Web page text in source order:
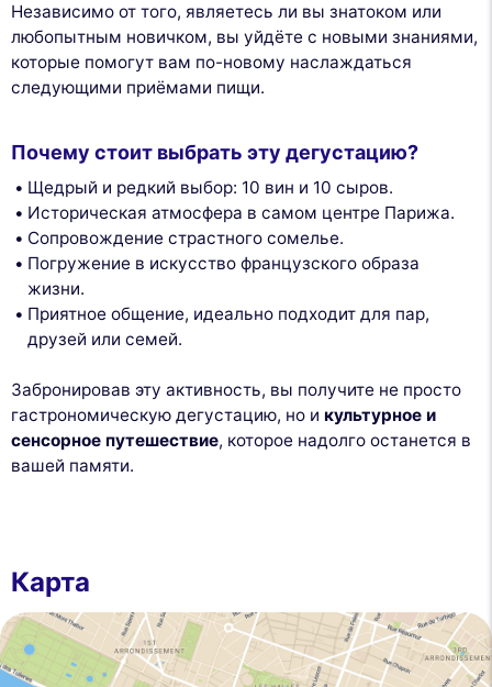
Независимо от того, являетесь ли вы знатоком или
любопытным новичком, вы уйдёте с новыми знаниями,
которые помогут вам по-новому наслаждаться
следующими приёмами пищи.
Почему стоит выбрать эту дегустацию?
Щедрый и редкий выбор: 10 вин и 10 сыров.
Историческая атмосфера в самом центре Парижа.
Сопровождение страстного сомелье.
Погружение в искусство французского образа
жизни.
Приятное общение, идеально подходит для пар,
друзей или семей.
Забронировав эту активность, вы получите не просто
гастрономическую дегустацию, но и культурное и
сенсорное путешествие, которое надолго останется в
вашей памяти.
Карта